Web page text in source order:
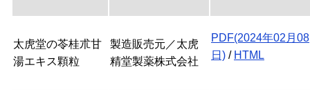
太虎堂の苓桂朮甘
湯エキス顆粒
製造販売元／太虎
精堂製薬株式会社
PDF(2024年02月08
日) / HTML